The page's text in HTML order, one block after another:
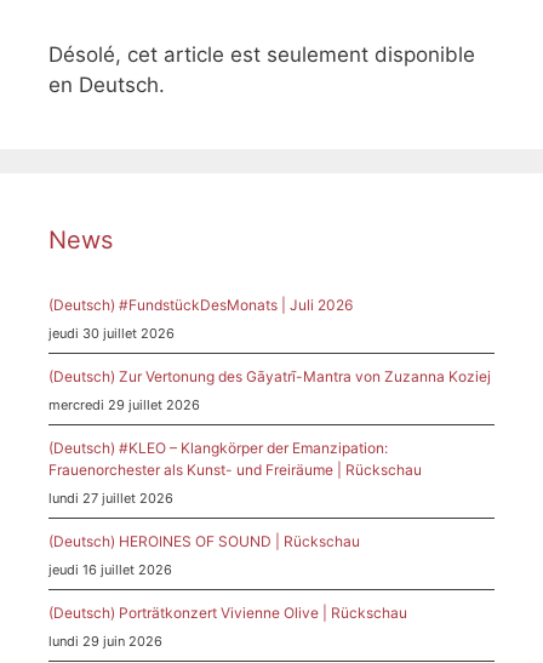
Désolé, cet article est seulement disponible
en Deutsch.
News
(Deutsch) #FundstückDesMonats | Juli 2026
jeudi 30 juillet 2026
(Deutsch) Zur Vertonung des Gāyatrī-Mantra von Zuzanna Koziej
mercredi 29 juillet 2026
(Deutsch) #KLEO – Klangkörper der Emanzipation:
Frauenorchester als Kunst- und Freiräume | Rückschau
lundi 27 juillet 2026
(Deutsch) HEROINES OF SOUND | Rückschau
jeudi 16 juillet 2026
(Deutsch) Porträtkonzert Vivienne Olive | Rückschau
lundi 29 juin 2026